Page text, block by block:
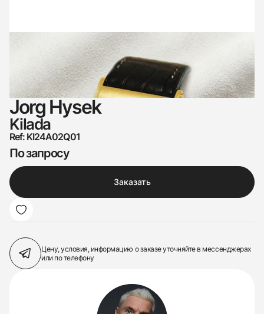
Jorg Hysek
Kilada
Ref: KI24A02Q01
По запросу
Заказать
Цену, условия, информацию о заказеуточняйте в мессенджерах
или по телефону